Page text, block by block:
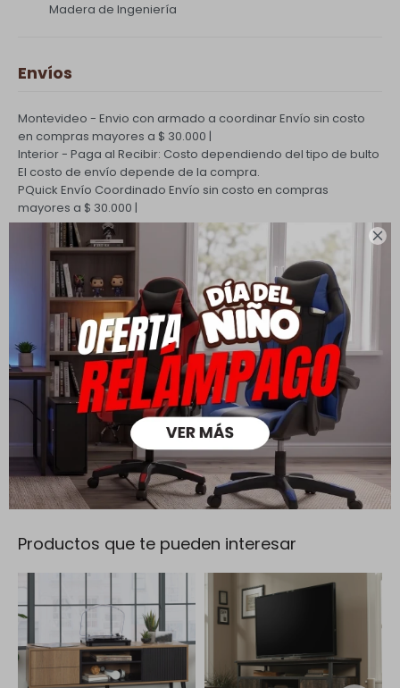

Madera de Ingeniería
Envíos
Montevideo - Envio con armado a coordinarEnvío sin costo
en compras mayores a $ 30.000 |
Interior - Paga al Recibir: Costo dependiendo del tipo de bulto
El costo de envío depende de la compra.
PQuick Envío Coordinado Envío sin costo en compras
mayores a $ 30.000 |
Cambios y Devoluciones
Todas las compras realizadas tienen un plazo de 5 días para
su cambio.
Ver mas
Medios de pago
Productos que te pueden interesar